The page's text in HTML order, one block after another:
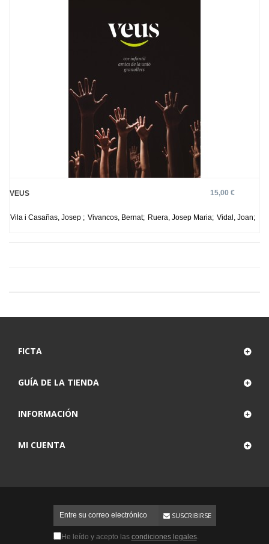
VEUS 15,00 €
Vila i Casañas, Josep ; Vivancos, Bernat; Ruera, Josep Maria; Vidal, Joan;
FICTA
GUÍA DE LA TIENDA
INFORMACIÓN
MI CUENTA
SUSCRIBIRSE
He leído y acepto las condiciones legales.